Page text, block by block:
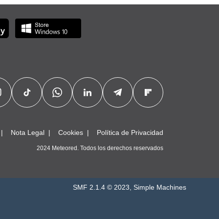
Nota Legal Cookies Política de Privacidad
2024 Meteored. Todos los derechos reservados
SMF 2.1.4 © 2023, Simple Machines